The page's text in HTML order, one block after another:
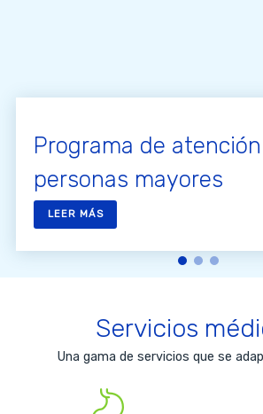
Programa de
personas mayores
LEER MÁS
Servicios
Una gama de servicios que se